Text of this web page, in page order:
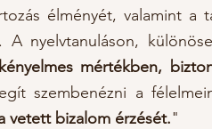
élményét, valamint a
nyelvtanuláson,
kényelmes mértékben,
szembenézni a
vetett bizalom érzését."